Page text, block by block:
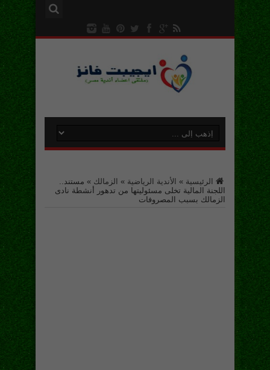
الرئيسية » الأندية الرياضية » الزمالك » مستند..
اللجنة المالية تخلى مسئوليتها من تدهور أنشطة نادى
الزمالك بسبب المصروفات